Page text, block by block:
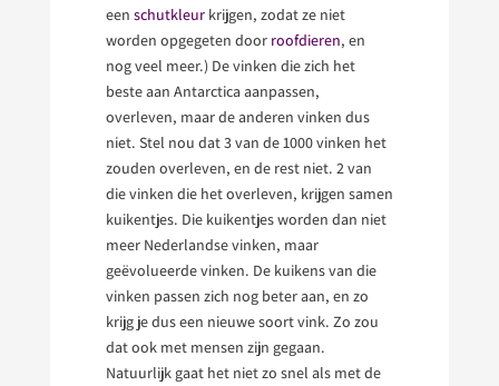
een schutkleurkrijgen, zodat ze niet
worden opgegeten door roofdieren, en
nog veel meer.) De vinken die zich het
beste aan Antarctica aanpassen,
overleven, maar de anderen vinken dus
niet. Stel nou dat 3 van de 1000 vinken het
zouden overleven, en de rest niet. 2 van
die vinken die het overleven, krijgen samen
kuikentjes. Die kuikentjes worden dan niet
meer Nederlandse vinken, maar
geëvolueerde vinken. De kuikens van die
vinken passen zich nog beter aan, en zo
krijg je dus een nieuwe soort vink. Zo zou
dat ook met mensen zijn gegaan.
Natuurlijk gaat het niet zo snel als met de